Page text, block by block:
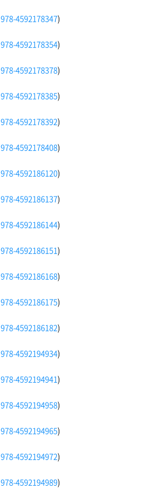
978-4592178347)
978-4592178354)
978-4592178378)
978-4592178385)
978-4592178392)
978-4592178408)
978-4592186120)
978-4592186137)
978-4592186144)
978-4592186151)
978-4592186168)
978-4592186175)
978-4592186182)
978-4592194934)
978-4592194941)
978-4592194958)
978-4592194965)
978-4592194972)
978-4592194989)